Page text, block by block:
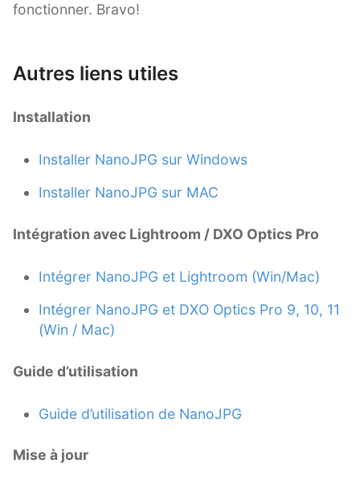
fonctionner. Bravo!
Autres liens utiles
Installation
Installer NanoJPG sur Windows
Installer NanoJPG sur MAC
Intégration avec Lightroom / DXO Optics Pro
Intégrer NanoJPG et Lightroom (Win/Mac)
Intégrer NanoJPG et DXO Optics Pro 9, 10, 11
(Win / Mac)
Guide d’utilisation
Guide d’utilisation de NanoJPG
Mise à jour